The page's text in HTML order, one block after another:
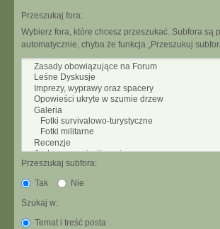
Przeszukaj fora:
Wybierz fora, które chcesz przeszukać. Subfora są
automatycznie, chyba że funkcja „Przeszukuj
Przeszukaj subfora:
Tak
Nie
Szukaj w:
Temat i treść posta